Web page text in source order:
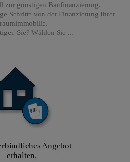
zur günstigen Baufinanzierung.
Schritte von der Finanzierung Ihrer
Sie? Wählen Sie ...
Angebot
erhalten.